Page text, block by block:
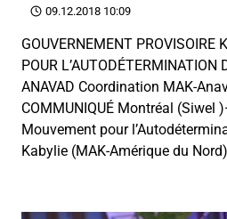
09.12.2018 10:09
GOUVERNEMENT PROVISOIRE
POUR L’AUTODÉTERMINATION
ANAVAD Coordination MAK-
COMMUNIQUÉ Montréal
Mouvement pour
Kabylie (MAK-Amérique du